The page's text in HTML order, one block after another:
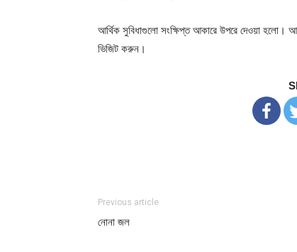
আর্থিক সুবিধাগুলো সংক্ষিপ্ত আকারে উপরে দেওয়া হলো।
ভিজিট করুন।
Previous article
নোনা জল